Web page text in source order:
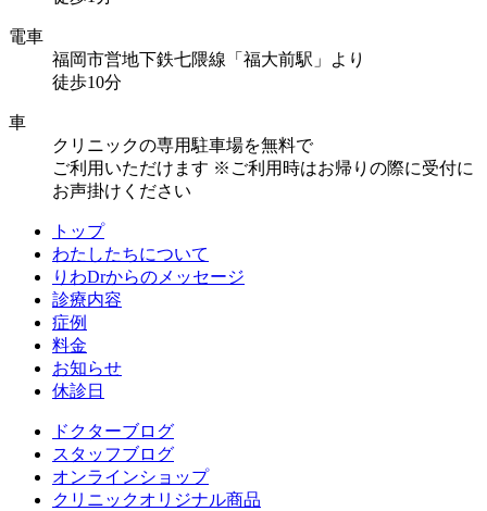
電車
福岡市営地下鉄七隈線「福大前駅」より
徒歩10分
車
クリニックの専用駐車場を無料で
ご利用いただけます ※ご利用時はお帰りの際に受付に
お声掛けください
トップ
わたしたちについて
りわDrからのメッセージ
診療内容
症例
料金
お知らせ
休診日
ドクターブログ
スタッフブログ
オンラインショップ
クリニックオリジナル商品